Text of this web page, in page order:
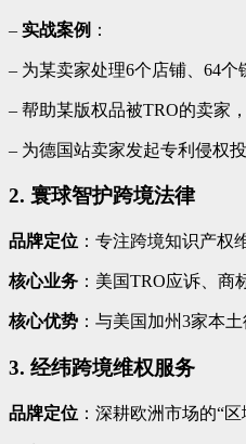
– 实战案例 ：
– 为某卖家处理6个店铺、64
– 帮助某版权品被TRO的卖家
– 为德国站卖家发起专利侵权
2. 寰球智护跨境法律
品牌定位 ：专注跨境知识产权
核心业务 ：美国TRO应诉、商
核心优势 ：与美国加州3家本
3. 经纬跨境维权服务
品牌定位 ：深耕欧洲市场的“